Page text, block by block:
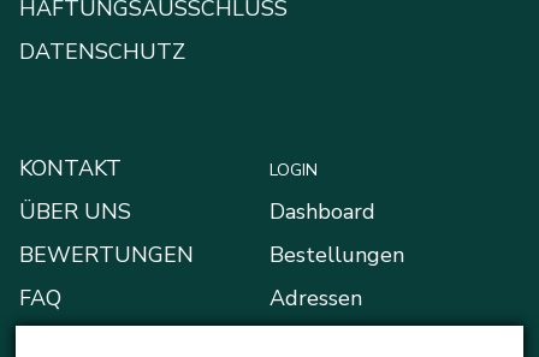
HAFTUNGSAUSSCHLUSS
DATENSCHUTZ
KONTAKT
ÜBER UNS
BEWERTUNGEN
FAQ
LOGIN
Dashboard
Bestellungen
Adressen